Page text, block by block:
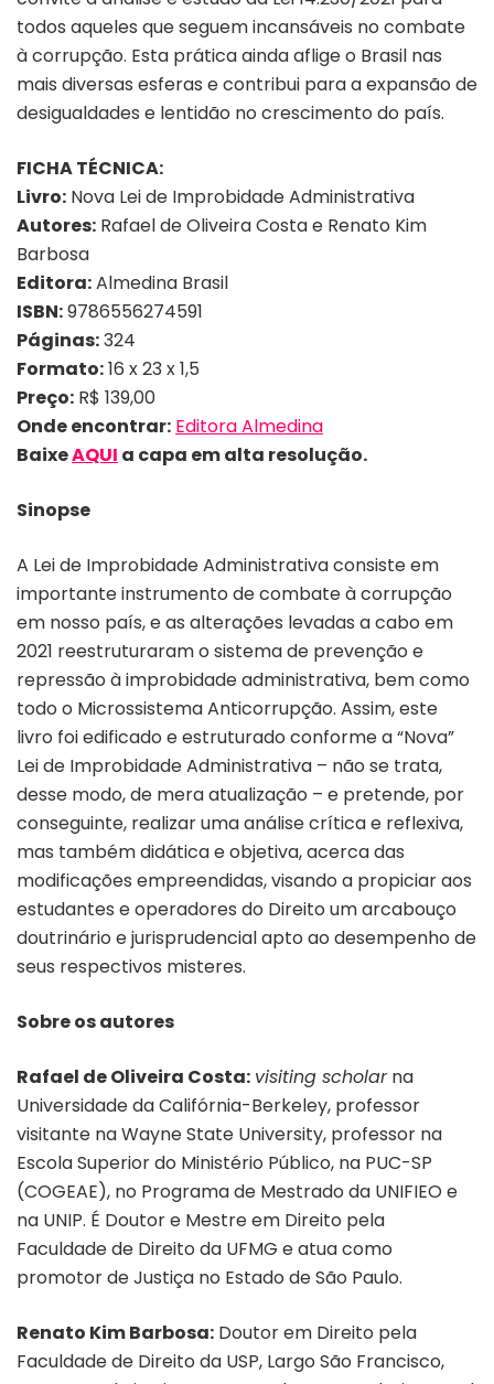
todos aqueles que seguem incansáveis no combate
à corrupção. Esta prática ainda aflige o Brasil nas
mais diversas esferas e contribui para a expansão de
desigualdades e lentidão no crescimento do país.
FICHA TÉCNICA:
Livro: Nova Lei de Improbidade Administrativa
Autores: Rafael de Oliveira Costa e Renato Kim
Barbosa
Editora:Almedina Brasil
ISBN:9786556274591
Páginas:324
Formato:16 x 23 x 1,5
Preço: R$ 139,00
Onde encontrar: Editora Almedina
BaixeAQUI a capa em alta resolução.
Sinopse
A Lei de Improbidade Administrativa consiste em
importante instrumento de combate à corrupção
em nosso país, e as alterações levadas a cabo em
2021 reestruturaram o sistema de prevenção e
repressão à improbidade administrativa, bem como
todo o Microssistema Anticorrupção. Assim, este
livro foi edificado e estruturado conforme a “Nova”
Lei de Improbidade Administrativa – não se trata,
desse modo, de mera atualização – e pretende, por
conseguinte, realizar uma análise crítica e reflexiva,
mas também didática e objetiva, acerca das
modificações empreendidas, visando a propiciar aos
estudantes e operadores do Direito um arcabouço
doutrinário e jurisprudencial apto ao desempenho de
seus respectivos misteres.
Sobre os autores
Rafael de Oliveira Costa: visiting scholarna
Universidade da Califórnia-Berkeley, professor
visitante na Wayne State University, professor na
Escola Superior do Ministério Público, na PUC-SP
(COGEAE), no Programa de Mestrado da UNIFIEO e
na UNIP. É Doutor e Mestre em Direito pela
Faculdade de Direito da UFMG e atua como
promotor de Justiça no Estado de São Paulo.
Renato Kim Barbosa: Doutor em Direito pela
Faculdade de Direito da USP, Largo São Francisco,